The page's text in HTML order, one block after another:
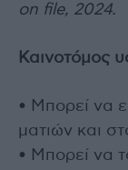
on file, 2024.
Καινοτόμος
• Μπορεί να
ματιών και
• Μπορεί να